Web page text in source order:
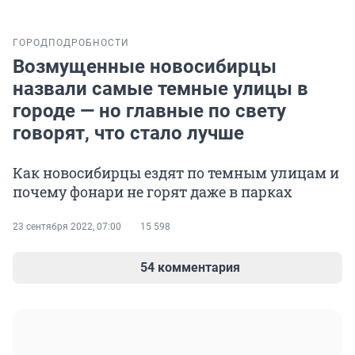
ГОРОД ПОДРОБНОСТИ
Возмущенные новосибирцы
назвали самые темные улицы в
городе — но главные по свету
говорят, что стало лучше
Как новосибирцы ездят по темным улицам и
почему фонари не горят даже в парках
23 сентября 2022, 07:00 15 598
54 комментария